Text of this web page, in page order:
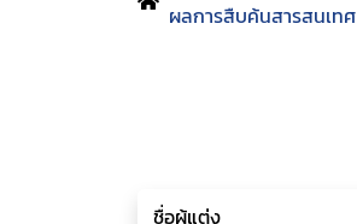
ผลการสืบค้นสารสนเทศ